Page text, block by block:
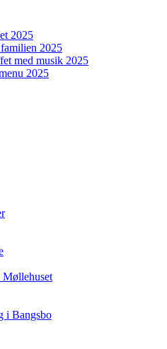
2025
2025
med musik 2025
2025
Møllehuset
i Bangsbo